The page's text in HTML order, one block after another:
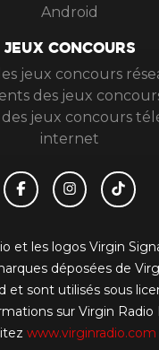
Android
JEUX CONCOURS
jeux concours
des jeux
jeux concours
internet
et les logos Virgin
déposées de
et sont utilisés sous
sur Virgin
www.virginradio.com